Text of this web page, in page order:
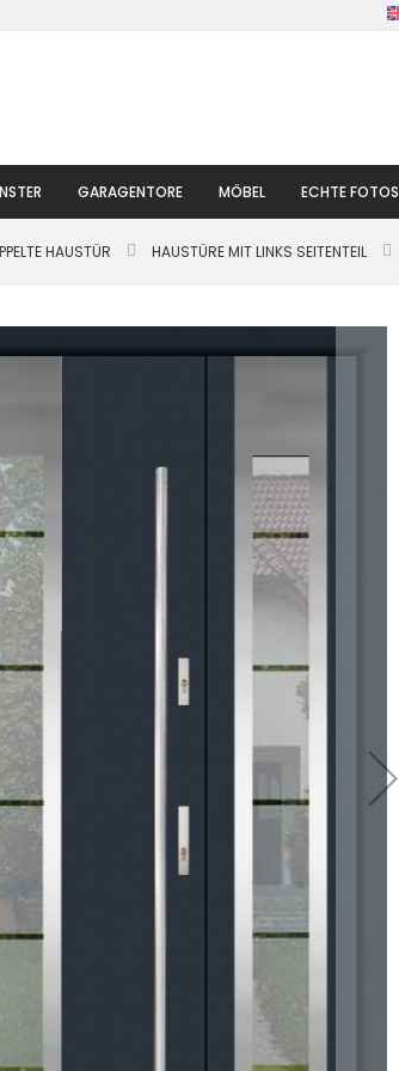
GARAGENTORE MÖBEL ECHTE FOTOS
HAUSTÜR HAUSTÜRE MIT LINKS SEITENTEIL